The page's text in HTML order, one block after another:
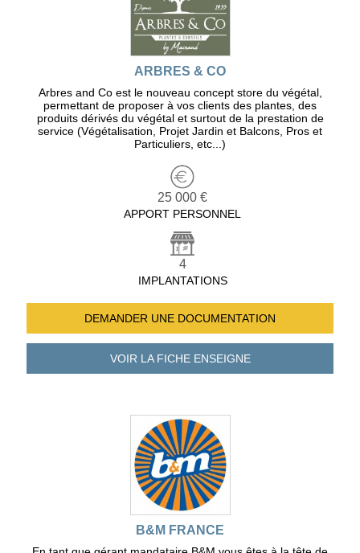
ARBRES & CO
Arbres and Co est le nouveau concept store du végétal,
permettant de proposer à vos clients des plantes, des
produits dérivés du végétal et surtout de la prestation de
service (Végétalisation, Projet Jardin et Balcons, Pros et
Particuliers, etc...)
25 000 €
APPORT PERSONNEL
4
IMPLANTATIONS
DEMANDER UNE DOCUMENTATION
VOIR LA FICHEENSEIGNE
B&M FRANCE